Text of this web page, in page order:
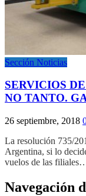
Sección Noticias
SERVICIOS
NO TANTO.
26 septiembre, 2018
La resolución 735/
Argentina, si lo
vuelos de las
Navegación